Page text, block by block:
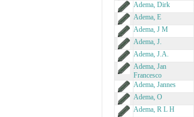
Adema, Dirk
Adema, E
Adema, J M
Adema, J.
Adema, J.A.
Adema, Jan
Francesco
Adema, Jannes
Adema, O
Adema, R L H